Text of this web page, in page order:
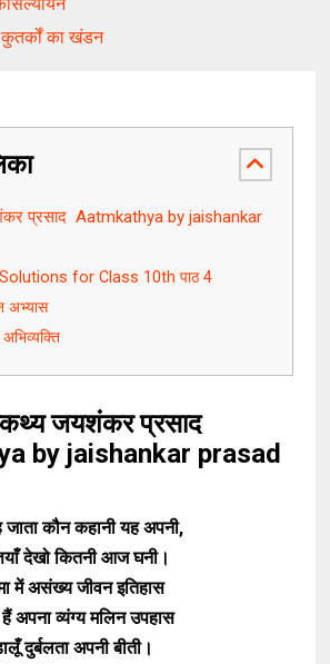
कुतर्कों का खंडन
प्रसाद Aatmkathya by jaishankar
Solutions for Class 10th पाठ 4
अभ्यास
जयशंकर प्रसाद
by jaishankar prasad
कौन कहानी यह अपनी,
देखो कितनी आज घनी।
में असंख्य जीवन इतिहास
अपना व्यंग्य मलिन उपहास
दुर्बलता अपनी बीती।